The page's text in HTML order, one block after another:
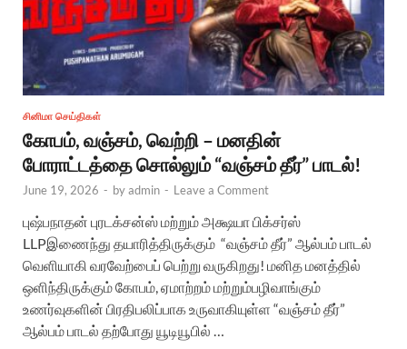
சினிமா செய்திகள்
கோபம், வஞ்சம், வெற்றி – மனதின்
போராட்டத்தை சொல்லும் “வஞ்சம் தீர்” பாடல்!
June 19, 2026 - byadmin - Leave a Comment
புஷ்பநாதன் புரடக்சன்ஸ் மற்றும் அக்ஷயா பிக்சர்ஸ்
LLPஇணைந்து தயாரித்திருக்கும் “வஞ்சம் தீர்” ஆல்பம் பாடல்
வெளியாகி வரவேற்பைப் பெற்று வருகிறது! மனித மனத்தில்
ஒளிந்திருக்கும் கோபம், ஏமாற்றம் மற்றும்பழிவாங்கும்
உணர்வுகளின் பிரதிபலிப்பாக உருவாகியுள்ள “வஞ்சம் தீர்”
ஆல்பம் பாடல் தற்போது யூடியூபில் …